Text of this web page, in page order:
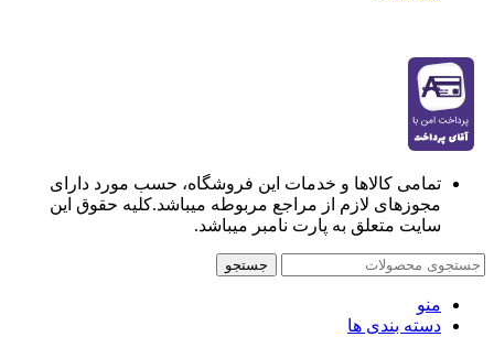
تمامی کالاها و خدمات این فروشگاه، حسب مورد دارای
مجوزهای لازم از مراجع مربوطه میباشد.کلیه حقوق این
سایت متعلق به پارت نامبر میباشد.
جستجو
منو
دسته بندی ها